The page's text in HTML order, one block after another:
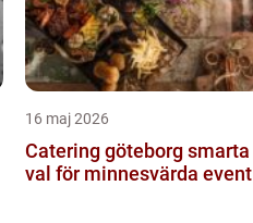
16 maj 2026
Catering göteborg smarta
val för minnesvärda event